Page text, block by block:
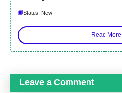
Status: New
Read More
Leave a Comment